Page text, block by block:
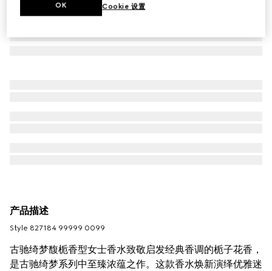
产品描述
Style ‎827184 99999 0099
古驰绮梦馥栀香型女士香水致敬启发经典香调的栀子花香，
是古驰绮梦系列中至臻浓蕴之作。这款香水焕新演绎优雅迷
Cookie 设置
OK